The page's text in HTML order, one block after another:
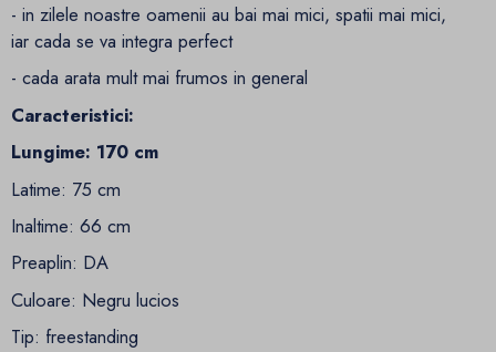
- in zilele noastre oamenii au bai mai mici, spatii mai mici,
iar cada se va integra perfect
- cada arata mult mai frumos in general
Caracteristici:
Lungime: 170 cm
Latime: 75 cm
Inaltime: 66 cm
Preaplin: DA
Culoare: Negru lucios
Tip: freestanding